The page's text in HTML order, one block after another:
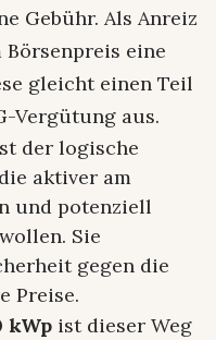
Gebühr. Als Anreiz
eine
gleicht einen Teil
Vergütung aus.
der logische
aktiver am
und potenziell
Sie
gegen die
Preise.
kWp ist dieser Weg